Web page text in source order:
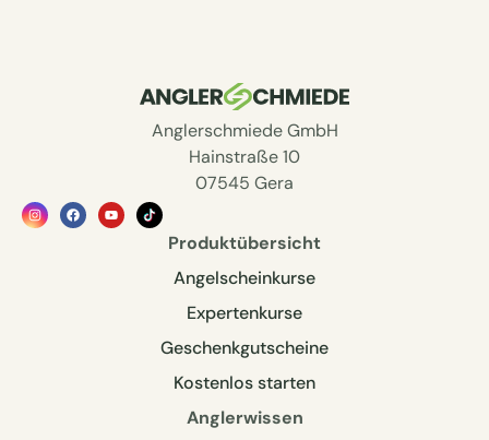
Anglerschmiede GmbH
Hainstraße 10
07545 Gera
Produktübersicht
Angelscheinkurse
Expertenkurse
Geschenkgutscheine
Kostenlos starten
Anglerwissen